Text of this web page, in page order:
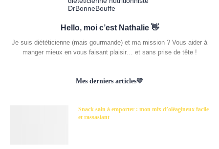
Hello, moi c’est Nathalie 👋
Je suis diététicienne (mais gourmande) et ma mission ? Vous aider à
manger mieux en vous faisant plaisir… et sans prise de tête !
Mes derniers articles💛
Snack sain à emporter : mon mix d’oléagineux facile
et rassasiant